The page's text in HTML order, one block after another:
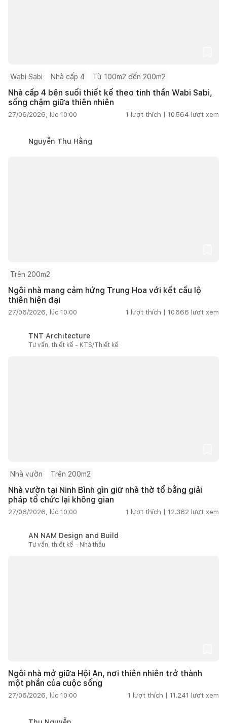
Wabi Sabi Nhà cấp 4 Từ 100m2 đến 200m2
Nhà cấp 4 bên suối thiết kế theo tinh thần Wabi Sabi,
sống chậm giữa thiên nhiên
27/06/2026, lúc 10:00 1 lượt thích | 10.564 lượt xem
Nguyễn Thu Hằng
Trên 200m2
Ngôi nhà mang cảm hứng Trung Hoa với kết cấu lộ
thiên hiện đại
27/06/2026, lúc 10:00 1 lượt thích | 10.666 lượt xem
TNT Architecture
Tư vấn, thiết kế - KTS/Thiết kế
Nhà vườn Trên 200m2
Nhà vườn tại Ninh Bình gìn giữ nhà thờ tổ bằng giải
pháp tổ chức lại không gian
27/06/2026, lúc 10:00 1 lượt thích | 12.362 lượt xem
AN NAM Design and Build
Tư vấn, thiết kế - Nhà thầu
Ngôi nhà mở giữa Hội An, nơi thiên nhiên trở thành
một phần của cuộc sống
27/06/2026, lúc 10:00 1 lượt thích | 11.241 lượt xem